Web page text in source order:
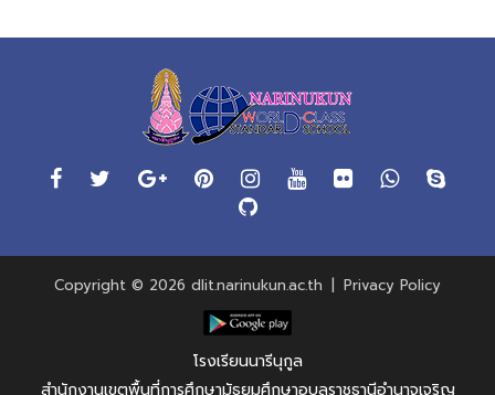
Copyright © 2026 dlit.narinukun.ac.th | Privacy Policy
โรงเรียนนารีนุกูล
สำนักงานเขตพื้นที่การศึกษามัธยมศึกษาอุบลราชธานีอำนาจเจริญ